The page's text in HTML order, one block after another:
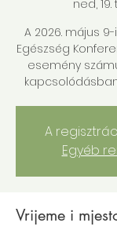
ned, 19.
A 2026. május
Egészség
esemény
A
Egyéb
Vrijeme i